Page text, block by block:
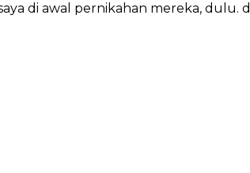
di awal pernikahan mereka, dulu.